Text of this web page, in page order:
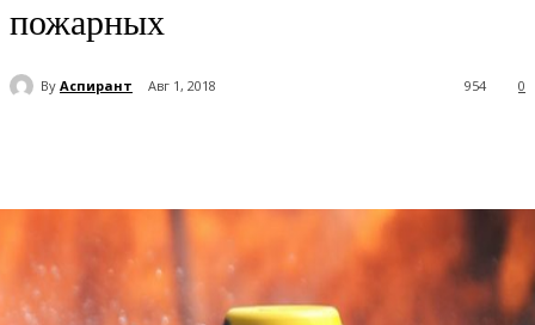
пожарных
By Аспирант Авг 1, 2018 0
954